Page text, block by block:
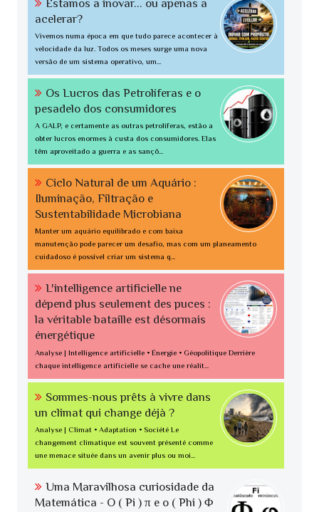
Estamos a inovar... ou apenas a
acelerar?
Vivemos numa época em que tudo parece acontecer à
velocidade da luz. Todos os meses surge uma nova
versão de um sistema operativo, um...
Os Lucros das Petrolíferas e o
pesadelo dos consumidores
A GALP, e certamente as outras petrolíferas, estão a
obter lucros enormes à custa dos consumidores. Elas
têm aproveitado a guerra e as sançõ...
Ciclo Natural de um Aquário :
Iluminação, Filtração e
Sustentabilidade Microbiana
Manter um aquário equilibrado e com baixa
manutenção pode parecer um desafio, mas com um planeamento
cuidadoso é possível criar um sistema q...
L'intelligence artificielle ne
dépend plus seulement des puces :
la véritable bataille est désormais
énergétique
Analyse | Intelligence artificielle • Énergie • Géopolitique Derrière
chaque intelligence artificielle se cache une réalit...
Sommes-nous prêts à vivre dans
un climat qui change déjà ?
Analyse | Climat • Adaptation • Société Le
changement climatique est souvent présenté comme
une menace située dans un avenir plus ou moi...
Uma Maravilhosa curiosidade da
Matemática - O ( Pi ) π e o ( Phi ) Φ